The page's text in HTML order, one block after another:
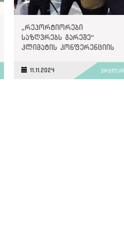
„რეპორტიორები
საზღვრებს გარეშე“
კლიმატის კონფერენციის
აზერბაიჯანელი
ჟურნალისტების
11.11.2024 ვრცლად